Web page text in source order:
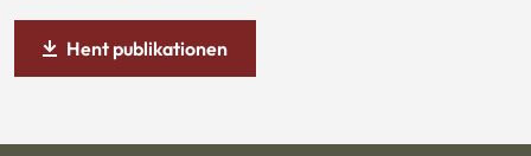
Hent publikationen